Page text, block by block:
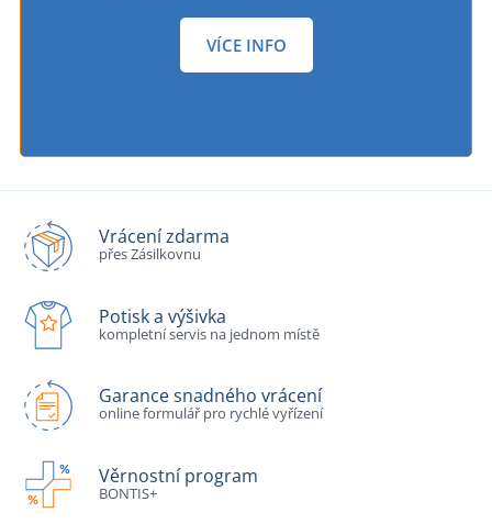
VÍCE INFO
Vrácení zdarma
přes Zásilkovnu
Potisk a výšivka
kompletní servis na jednom místě
Garance snadného vrácení
online formulář pro rychlé vyřízení
Věrnostní program
BONTIS+